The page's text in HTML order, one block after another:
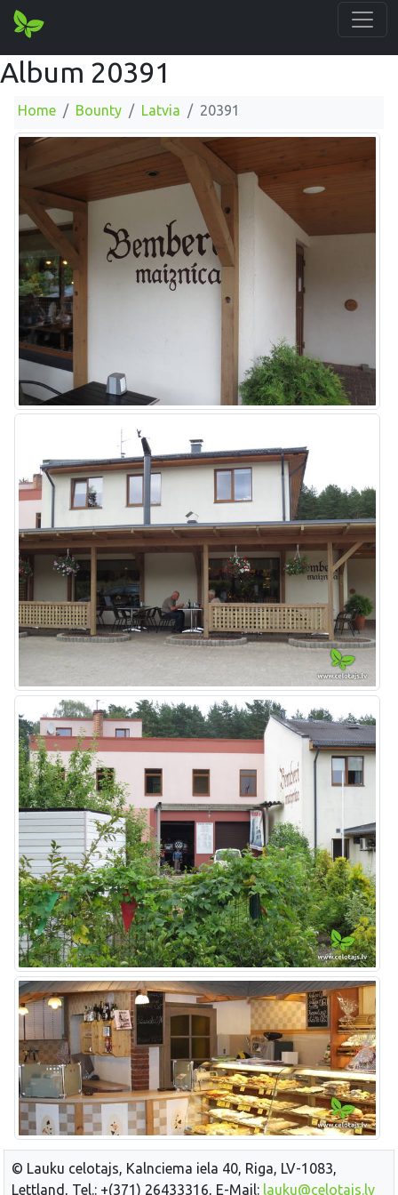
Album 20391
Home Bounty Latvia 20391
© Lauku celotajs, Kalnciema iela 40, Riga, LV-1083,
Lettland, Tel.: +(371) 26433316, E-Mail: lauku@celotajs.lv